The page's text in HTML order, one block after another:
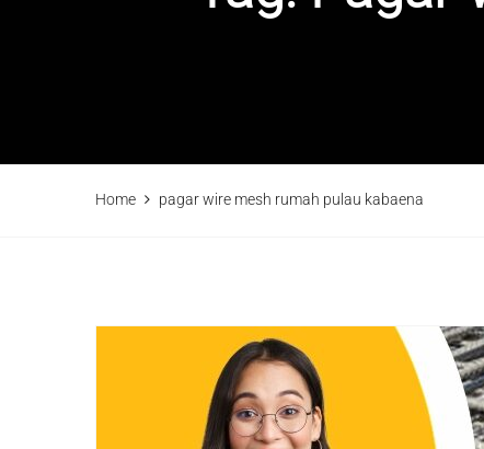
Home pagar wire mesh rumah pulau kabaena